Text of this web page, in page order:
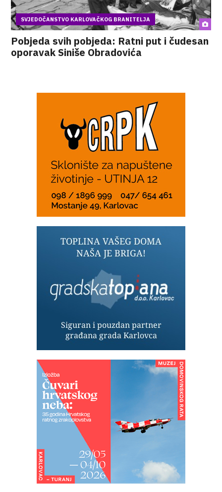
SVJEDOČANSTVO KARLOVAČKOG BRANITELJA
Pobjeda svih pobjeda: Ratni put i čudesan
oporavak Siniše Obradovića